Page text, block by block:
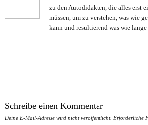
zu den Autodidakten, die alles erst
müssen, um zu verstehen, was wie
kann und resultierend was wie
Schreibe einen Kommentar
Deine E-Mail-Adresse wird nicht veröffentlicht. Erforderliche